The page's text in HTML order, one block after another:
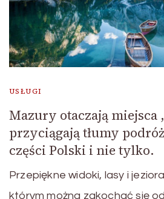
USŁUGI
Mazury otaczają miejsca
przyciągają tłumy
części Polski i nie tylko.
Przepiękne widoki, lasy i
którym można zakochać się